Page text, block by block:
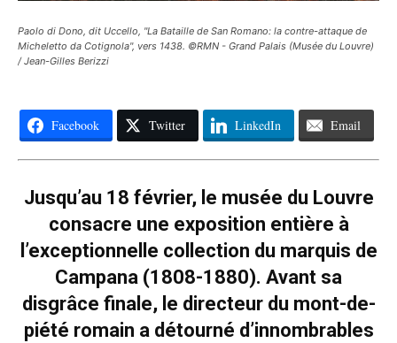
Paolo di Dono, dit Uccello, "La Bataille de San Romano: la contre-attaque de
Micheletto da Cotignola", vers 1438. ©RMN - Grand Palais (Musée du Louvre)
/ Jean-Gilles Berizzi
Facebook Twitter LinkedIn Email
Jusqu’au 18 février, le musée du Louvre
consacre une exposition entière à
l’exceptionnelle collection du marquis de
Campana (1808-1880). Avant sa
disgrâce finale, le directeur du mont-de-
piété romain a détourné d’innombrables